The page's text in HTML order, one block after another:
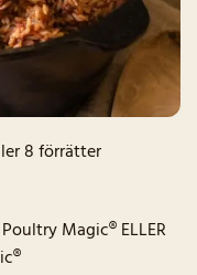
8 förrätter
Magic® ELLER